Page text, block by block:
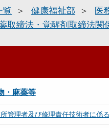
覧 健康福祉部 医
取締法・覚醒剤取締法関
・麻薬等
管理者及び修理責任技術者に係